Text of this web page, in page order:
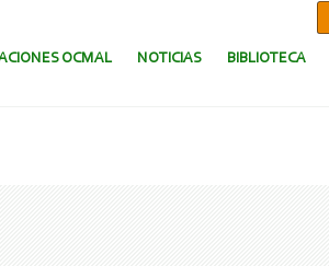
OCMAL NOTICIAS BIBLIOTECA